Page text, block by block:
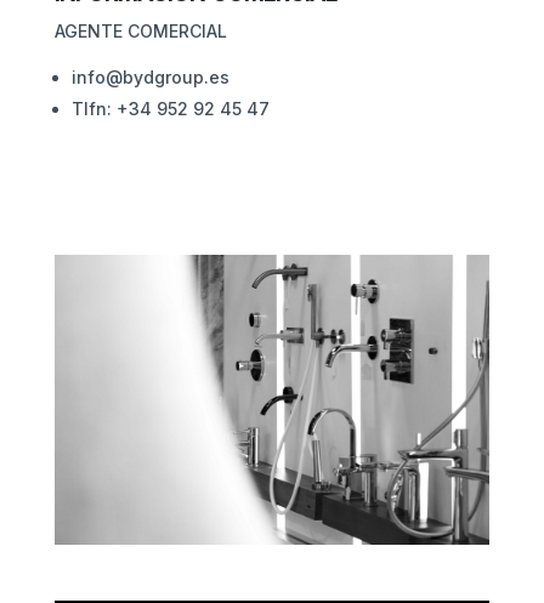
AGENTE COMERCIAL
info@bydgroup.es
Tlfn: +34 952 92 45 47